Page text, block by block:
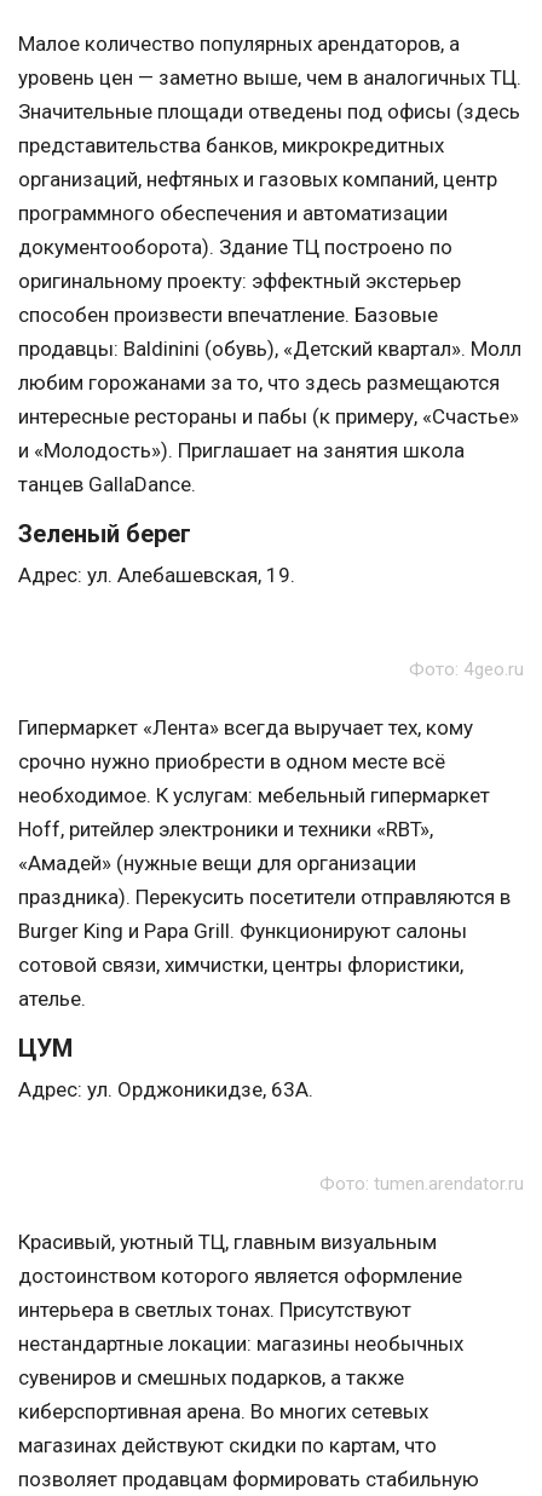
Малое количество популярных арендаторов, а
уровень цен — заметно выше, чем в аналогичных ТЦ.
Значительные площади отведены под офисы (здесь
представительства банков, микрокредитных
организаций, нефтяных и газовых компаний, центр
программного обеспечения и автоматизации
документооборота). Здание ТЦ построено по
оригинальному проекту: эффектный экстерьер
способен произвести впечатление. Базовые
продавцы: Baldinini (обувь), «Детский квартал». Молл
любим горожанами за то, что здесь размещаются
интересные рестораны и пабы (к примеру, «Счастье»
и «Молодость»). Приглашает на занятия школа
танцев GallaDance.
Зеленый берег
Адрес: ул. Алебашевская, 19.
Фото: 4geo.ru
Гипермаркет «Лента» всегда выручает тех, кому
срочно нужно приобрести в одном месте всё
необходимое. К услугам: мебельный гипермаркет
Hoff, ритейлер электроники и техники «RBT»,
«Амадей» (нужные вещи для организации
праздника). Перекусить посетители отправляются в
Burger King и Papa Grill. Функционируют салоны
сотовой связи, химчистки, центры флористики,
ателье.
ЦУМ
Адрес: ул. Орджоникидзе, 63А.
Фото: tumen.arendator.ru
Красивый, уютный ТЦ, главным визуальным
достоинством которого является оформление
интерьера в светлых тонах. Присутствуют
нестандартные локации: магазины необычных
сувениров и смешных подарков, а также
киберспортивная арена. Во многих сетевых
магазинах действуют скидки по картам, что
позволяет продавцам формировать стабильную